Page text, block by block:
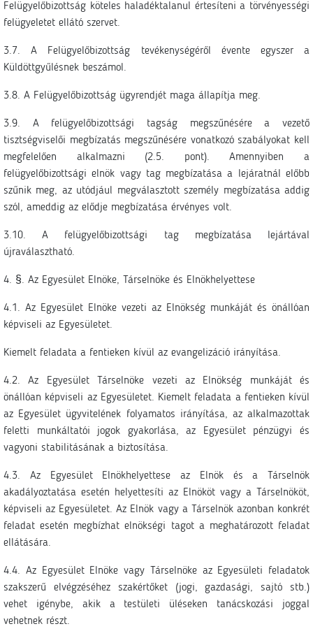
Felügyelőbizottság köteles haladéktalanul értesíteni a törvényességi
felügyeletet ellátó szervet.
3.7. A Felügyelőbizottság tevékenységéről évente egyszer a
Küldöttgyűlésnek beszámol.
3.8. A Felügyelőbizottság ügyrendjét maga állapítja meg.
3.9. A felügyelőbizottsági tagság megszűnésére a vezető
tisztségviselői megbízatás megszűnésére vonatkozó szabályokat kell
megfelelően alkalmazni (2.5. pont). Amennyiben a
felügyelőbizottsági elnök vagy tag megbízatása a lejáratnál előbb
szűnik meg, az utódjául megválasztott személy megbízatása addig
szól, ameddig az elődje megbízatása érvényes volt.
3.10. A felügyelőbizottsági tag megbízatása lejártával
újraválasztható.
4. §. Az Egyesület Elnöke, Társelnöke és Elnökhelyettese
4.1. Az Egyesület Elnöke vezeti az Elnökség munkáját és önállóan
képviseli az Egyesületet.
Kiemelt feladata a fentieken kívül az evangelizáció irányítása.
4.2. Az Egyesület Társelnöke vezeti az Elnökség munkáját és
önállóan képviseli az Egyesületet. Kiemelt feladata a fentieken kívül
az Egyesület ügyvitelének folyamatos irányítása, az alkalmazottak
feletti munkáltatói jogok gyakorlása, az Egyesület pénzügyi és
vagyoni stabilitásának a biztosítása.
4.3. Az Egyesület Elnökhelyettese az Elnök és a Társelnök
akadályoztatása esetén helyettesíti az Elnököt vagy a Társelnököt,
képviseli az Egyesületet. Az Elnök vagy a Társelnök azonban konkrét
feladat esetén megbízhat elnökségi tagot a meghatározott feladat
ellátására.
4.4. Az Egyesület Elnöke vagy Társelnöke az Egyesületi feladatok
szakszerű elvégzéséhez szakértőket (jogi, gazdasági, sajtó stb.)
vehet igénybe, akik a testületi üléseken tanácskozási joggal
vehetnek részt.